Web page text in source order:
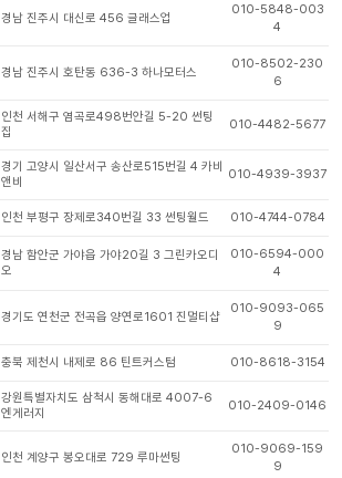
경남 진주시 대신로 456 글래스업
010-5848-003
4
경남 진주시 호탄동 636-3 하나모터스
010-8502-230
6
인천 서해구 염곡로498번안길 5-20 썬팅
집
010-4482-5677
경기 고양시 일산서구 송산로515번길 4 카비
앤비
010-4939-3937
인천 부평구 장제로340번길 33 썬팅월드 010-4744-0784
경남 함안군 가야읍 가야20길 3 그린카오디
오
010-6594-000
4
경기도 연천군 전곡읍 양연로1601 진멀티샵
010-9093-065
9
충북 제천시 내제로 86 틴트커스텀 010-8618-3154
강원특별자치도 삼척시 동해대로 4007-6
엔게러지
010-2409-0146
인천 계양구 봉오대로 729 루마썬팅
010-9069-159
9